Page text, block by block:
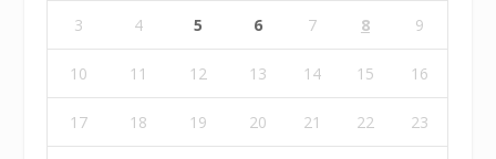
3 4 5 6 7 8 9
10 11 12 13 14 15 16
17 18 19 20 21 22 23